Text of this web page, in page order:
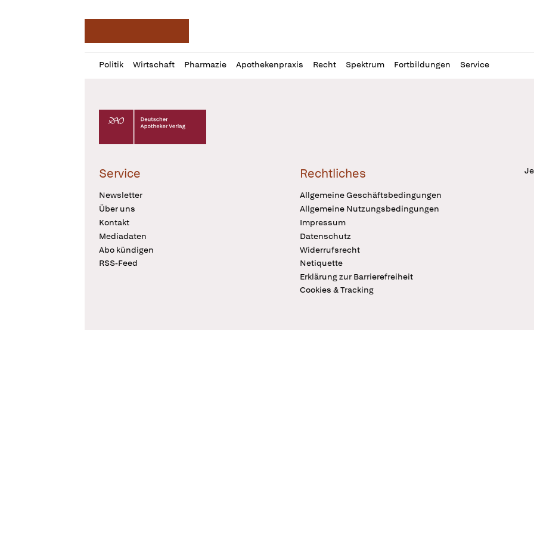
Politik Wirtschaft Pharmazie Apothekenpraxis Recht Spektrum Fortbildungen Service
Profil
öffnen
Daz
Pur
Deutscher Apotheker Verlag Logo
Service
Newsletter
Über uns
Kontakt
Mediadaten
Abo kündigen
RSS-Feed
Rechtliches
Allgemeine Geschäftsbedingungen
Allgemeine Nutzungsbedingungen
Impressum
Datenschutz
Widerrufsrecht
Netiquette
Erklärung zur Barrierefreiheit
Cookies & Tracking